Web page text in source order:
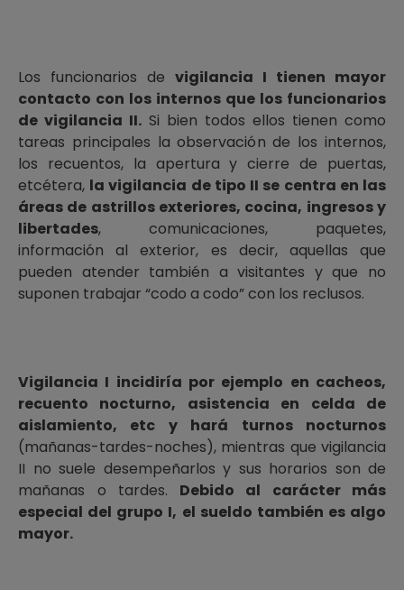
Los funcionarios de vigilancia I tienen mayor
contacto con los internos que los funcionarios
de vigilancia II. Si bien todos ellos tienen como
tareas principales la observación de los internos,
los recuentos, la apertura y cierre de puertas,
etcétera, la vigilancia de tipo II se centra en las
áreas de astrillos exteriores, cocina, ingresos y
libertades, comunicaciones, paquetes,
información al exterior, es decir, aquellas que
pueden atender también a visitantes y que no
suponen trabajar “codo a codo” con los reclusos.
Vigilancia I incidiría por ejemplo en cacheos,
recuento nocturno, asistencia en celda de
aislamiento, etc y hará turnos nocturnos
(mañanas-tardes-noches), mientras que vigilancia
II no suele desempeñarlos y sus horarios son de
mañanas o tardes. Debido al carácter más
especial del grupo I, el sueldo también es algo
mayor.